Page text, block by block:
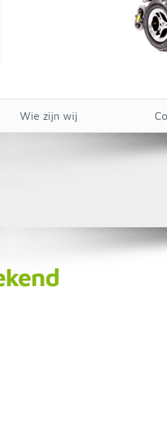
Wie zijn wij